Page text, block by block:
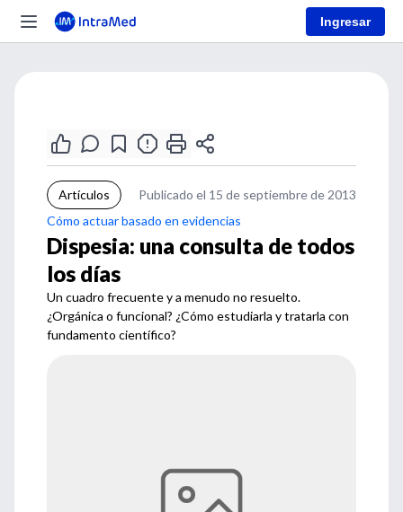
Ingresar
Artículos
Publicado el 15 de septiembre de 2013
Cómo actuar basado en evidencias
Dispesia: una consulta de todos
los días
Un cuadro frecuente y a menudo no resuelto.
¿Orgánica o funcional? ¿Cómo estudiarla y tratarla con
fundamento científico?